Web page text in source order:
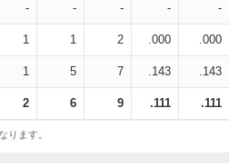
- - - - -
1 1 2 .000 .000
1 5 7 .143 .143
2 6 9 .111 .111
ります。